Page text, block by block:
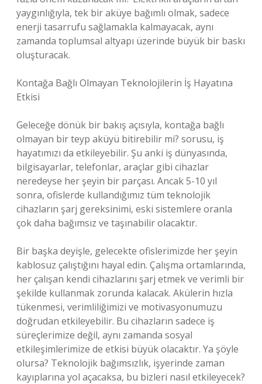
yaygınlığıyla, tek bir aküye bağımlı olmak, sadece
enerji tasarrufu sağlamakla kalmayacak, aynı
zamanda toplumsal altyapı üzerinde büyük bir baskı
oluşturacak.
Kontağa Bağlı Olmayan Teknolojilerin İş Hayatına
Etkisi
Geleceğe dönük bir bakış açısıyla, kontağa bağlı
olmayan bir teyp aküyü bitirebilir mi? sorusu, iş
hayatımızı da etkileyebilir. Şu anki iş dünyasında,
bilgisayarlar, telefonlar, araçlar gibi cihazlar
neredeyse her şeyin bir parçası. Ancak 5-10 yıl
sonra, ofislerde kullandığımız tüm teknolojik
cihazların şarj gereksinimi, eski sistemlere oranla
çok daha bağımsız ve taşınabilir olacaktır.
Bir başka deyişle, gelecekte ofislerimizde her şeyin
kablosuz çalıştığını hayal edin. Çalışma ortamlarında,
her çalışan kendi cihazlarını şarj etmek ve verimli bir
şekilde kullanmak zorunda kalacak. Akülerin hızla
tükenmesi, verimliliğimizi ve motivasyonumuzu
doğrudan etkileyebilir. Bu cihazların sadece iş
süreçlerimize değil, aynı zamanda sosyal
etkileşimlerimize de etkisi büyük olacaktır. Ya şöyle
olursa? Teknolojik bağımsızlık, işyerinde zaman
kayıplarına yol açacaksa, bu bizleri nasıl etkileyecek?